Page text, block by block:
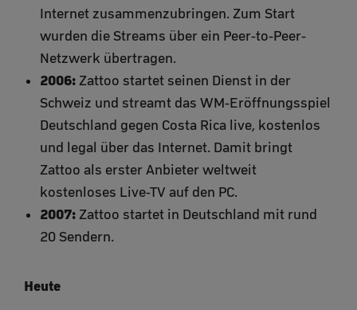
Internet zusammenzubringen. Zum Start
wurden die Streams über ein Peer-to-Peer-
Netzwerk übertragen.
2006: Zattoo startet seinen Dienst in der
Schweiz und streamt das WM-Eröffnungsspiel
Deutschland gegen Costa Rica live, kostenlos
und legal über das Internet. Damit bringt
Zattoo als erster Anbieter weltweit
kostenloses Live-TV auf den PC.
2007: Zattoo startet in Deutschland mit rund
20 Sendern.
Heute